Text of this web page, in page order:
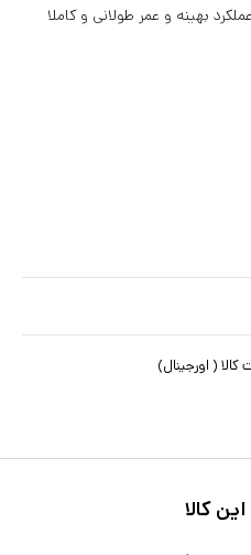
بهینه و عمر طولانی و کاملا
( اورجینال)
کالا